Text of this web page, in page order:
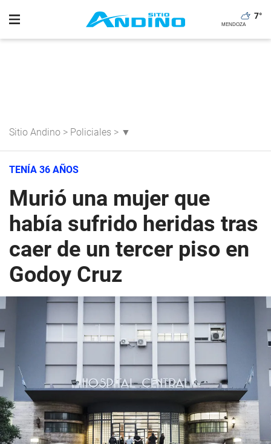
7°
Sitio Andino > Policiales > ▼
TENÍA 36 AÑOS
Murió una mujer que
había sufrido heridas tras
caer de un tercer piso en
Godoy Cruz